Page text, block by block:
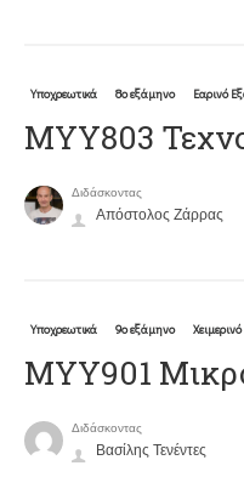
Υποχρεωτικά 8ο εξάμηνο Εαρινό
ΜΥΥ803
Διδάσκοντας
Απόστολος Ζάρρας
Υποχρεωτικά 9ο εξάμηνο
ΜΥΥ901
Διδάσκοντας
Βασίλης Τενέντες